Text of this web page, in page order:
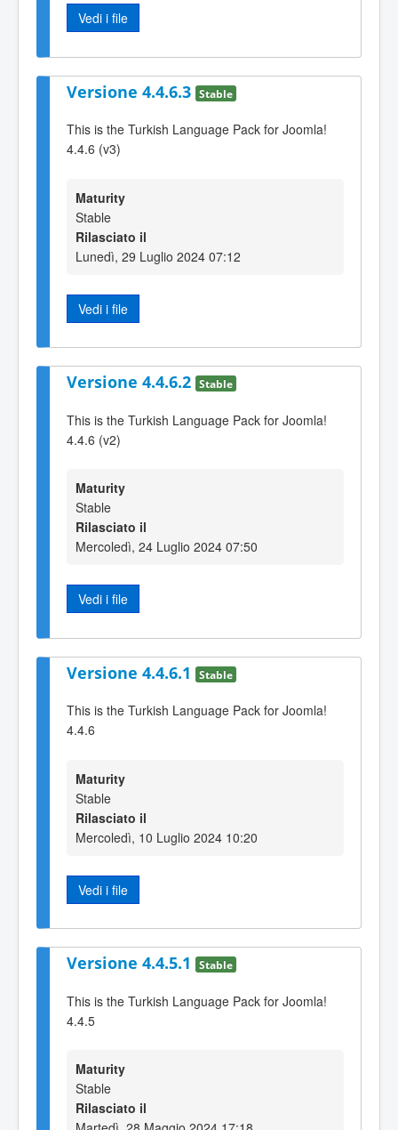
Vedi i file
Versione 4.4.6.3 Stable
This is the Turkish Language Pack for Joomla!
4.4.6 (v3)
Maturity
Stable
Rilasciato il
Lunedì, 29 Luglio 2024 07:12
Vedi i file
Versione 4.4.6.2 Stable
This is the Turkish Language Pack for Joomla!
4.4.6 (v2)
Maturity
Stable
Rilasciato il
Mercoledì, 24 Luglio 2024 07:50
Vedi i file
Versione 4.4.6.1 Stable
This is the Turkish Language Pack for Joomla!
4.4.6
Maturity
Stable
Rilasciato il
Mercoledì, 10 Luglio 2024 10:20
Vedi i file
Versione 4.4.5.1 Stable
This is the Turkish Language Pack for Joomla!
4.4.5
Maturity
Stable
Rilasciato il